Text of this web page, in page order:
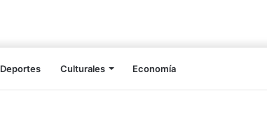
Deportes Culturales Economía